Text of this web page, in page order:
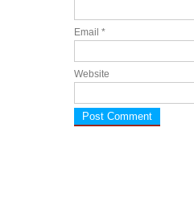
Email *
Website